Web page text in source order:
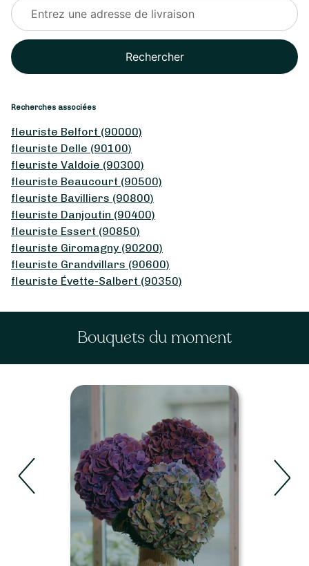
Rechercher
Recherches associées
fleuriste Belfort (90000)
fleuriste Delle (90100)
fleuriste Valdoie (90300)
fleuriste Beaucourt (90500)
fleuriste Bavilliers (90800)
fleuriste Danjoutin (90400)
fleuriste Essert (90850)
fleuriste Giromagny (90200)
fleuriste Grandvillars (90600)
fleuriste Évette-Salbert (90350)
Bouquets du moment